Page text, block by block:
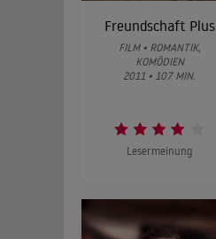
Freundschaft Plus
FILM • ROMANTIK,
KOMÖDIEN
2011 • 107 MIN.
Lesermeinung